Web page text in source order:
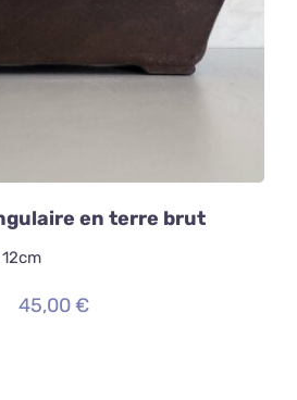
en terre brut
45,00€